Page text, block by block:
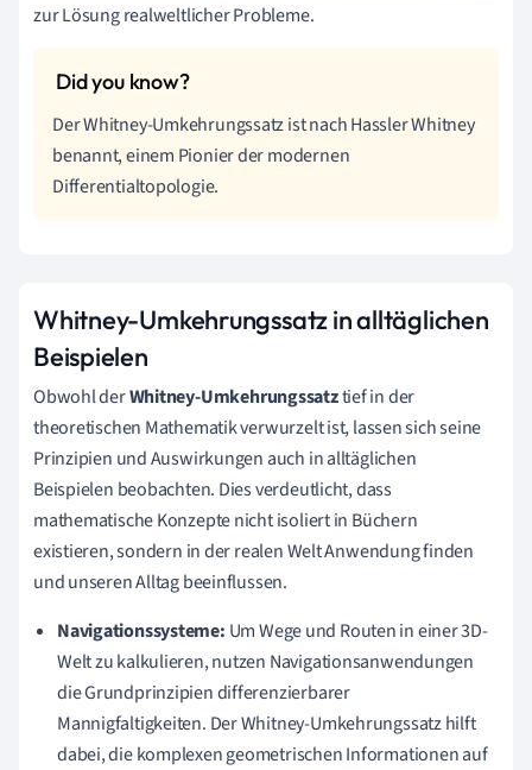
zur Lösung realweltlicher Probleme.
Der Whitney-Umkehrungssatz ist nach Hassler Whitney
benannt, einem Pionier der modernen
Differentialtopologie.
Whitney-Umkehrungssatz in alltäglichen
Beispielen
Obwohl derWhitney-Umkehrungssatztief in der
theoretischen Mathematik verwurzelt ist, lassen sich seine
Prinzipien und Auswirkungen auch in alltäglichen
Beispielen beobachten. Dies verdeutlicht, dass
mathematische Konzepte nicht isoliert in Büchern
existieren, sondern in der realen Welt Anwendung finden
und unseren Alltag beeinflussen.
Navigationssysteme: Um Wege und Routen in einer 3D-
Welt zu kalkulieren, nutzen Navigationsanwendungen
die Grundprinzipien differenzierbarer
Mannigfaltigkeiten. Der Whitney-Umkehrungssatz hilft
dabei, die komplexen geometrischen Informationen auf